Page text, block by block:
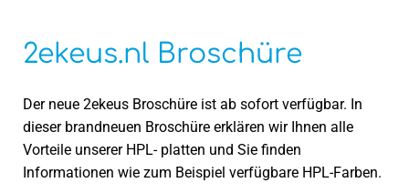
2ekeus.nl Broschüre
Der neue 2ekeus Broschüre ist ab sofort verfügbar. In
dieser brandneuen Broschüre erklären wir Ihnen alle
Vorteile unserer HPL- platten und Sie finden
Informationen wie zum Beispiel verfügbare HPL-Farben.